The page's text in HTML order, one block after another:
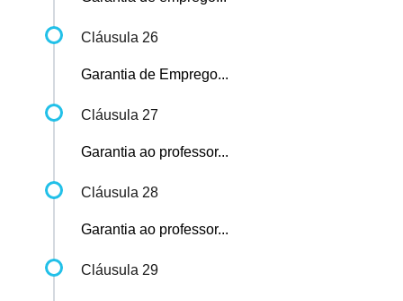
Cláusula 26
Garantia de Emprego...
Cláusula 27
Garantia ao professor...
Cláusula 28
Garantia ao professor...
Cláusula 29